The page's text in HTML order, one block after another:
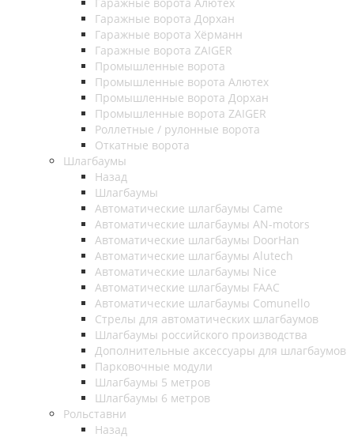
Гаражные ворота Дорхан
Гаражные ворота Хёрманн
Гаражные ворота ZAIGER
Промышленные ворота
Промышленные ворота Алютех
Промышленные ворота Дорхан
Промышленные ворота ZAIGER
Роллетные / рулонные ворота
Откатные ворота
Шлагбаумы
Назад
Шлагбаумы
Автоматические шлагбаумы Came
Автоматические шлагбаумы AN-motors
Автоматические шлагбаумы DoorHan
Автоматические шлагбаумы Alutech
Автоматические шлагбаумы Nice
Автоматические шлагбаумы FAAC
Автоматические шлагбаумы Comunello
Стрелы для автоматических шлагбаумов
Шлагбаумы российского производства
Дополнительные аксессуары для шлагбаумов
Парковочные модули
Шлагбаумы 5 метров
Шлагбаумы 6 метров
Рольставни
Назад